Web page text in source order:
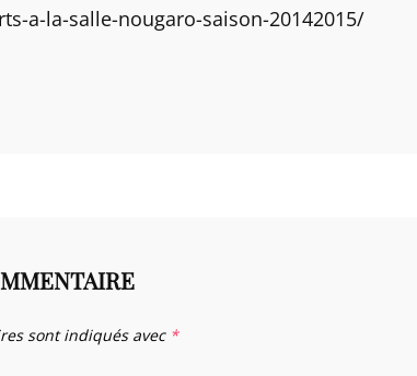
a-la-salle-nougaro-saison-20142015/
sont indiqués avec *